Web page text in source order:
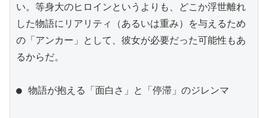
い。等身大のヒロインというよりも、どこか浮世離れ
した物語にリアリティ（あるいは重み）を与えるため
の「アンカー」として、彼女が必要だった可能性もあ
るからだ。
● 物語が抱える「面白さ」と「停滞」のジレンマ